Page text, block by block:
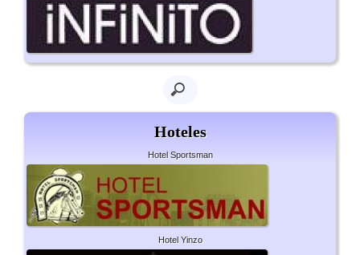
Hoteles
Hotel Sportsman
Hotel Yinzo